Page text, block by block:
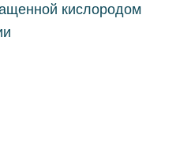
кислородом